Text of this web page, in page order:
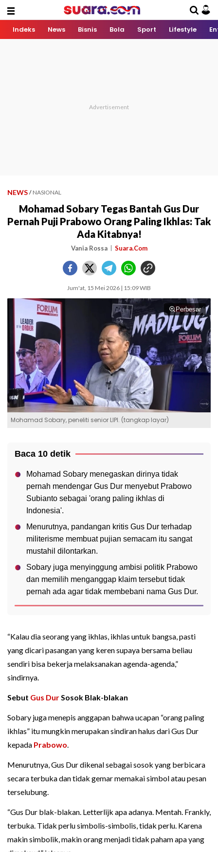
Indeks News Bisnis Bola Sport Lifestyle
NEWS / NASIONAL
Mohamad Sobary Tegas Bantah Gus Dur
Pernah Puji Prabowo Orang Paling Ikhlas: Tak
Ada Kitabnya!
Vania Rossa Suara.Com
Jum'at, 15 Mei 2026 | 15:09 WIB
Perbesar
Mohamad Sobary, peneliti senior LIPI. (tangkap layar)
Baca 10 detik
Mohamad Sobary menegaskan dirinya tidak
pernah mendengar Gus Dur menyebut Prabowo
Subianto sebagai 'orang paling ikhlas di
Indonesia'.
Menurutnya, pandangan kritis Gus Dur terhadap
militerisme membuat pujian semacam itu sangat
mustahil dilontarkan.
Sobary juga menyinggung ambisi politik Prabowo
dan memilih menganggap klaim tersebut tidak
pernah ada agar tidak membebani nama Gus Dur.
“Kalau dia seorang yang ikhlas, ikhlas untuk bangsa, pasti
yang dicari pasangan yang keren supaya bersama beliau
sendiri bisa bekerja melaksanakan agenda-agenda,”
sindirnya.
Sebut Gus DurSosok Blak-blakan
Sobary juga menepis anggapan bahwa ucapan “orang paling
ikhlas” itu mungkin merupakan sindiran halus dari Gus Dur
kepada Prabowo.
Menurutnya, Gus Dur dikenal sebagai sosok yang berbicara
secara terbuka dan tidak gemar memakai simbol atau pesan
terselubung.
“Gus Dur blak-blakan. Letterlijk apa adanya. Mentah. Frankly,
terbuka. Tidak perlu simbolis-simbolis, tidak perlu. Karena
makin simbolik, makin orang menjadi tidak paham apa yang